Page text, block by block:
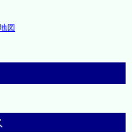
地図